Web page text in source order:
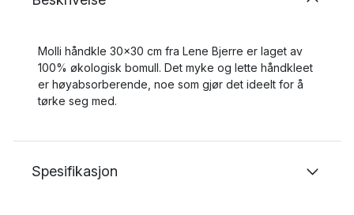
Molli håndkle 30x30 cm fra Lene Bjerre er laget av
100% økologisk bomull. Det myke og lette håndkleet
er høyabsorberende, noe som gjør det ideelt for å
tørke seg med.
Spesifikasjon